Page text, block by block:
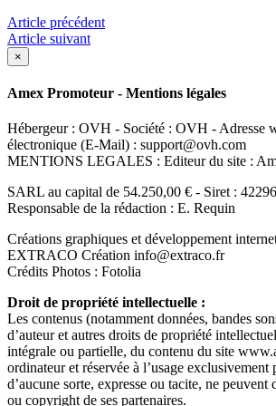
Article précédent
Article suivant
×
Amex Promoteur - Mentions légales
Hébergeur : OVH - Société : OVH - Adresse
électronique (E-Mail) : support@ovh.com
MENTIONS LEGALES : Editeur du site :
SARL au capital de 54.250,00 € - Siret :
Responsable de la rédaction : E. Requin
Créations graphiques et développement
EXTRACO Création info@extraco.fr
Crédits Photos : Fotolia
Droit de propriété intellectuelle :
Les contenus (notamment données, bandes
d’auteur et autres droits de propriété
intégrale ou partielle, du contenu du site
ordinateur et réservée à l’usage
d’aucune sorte, expresse ou tacite, ne
ou copyright de ses partenaires.